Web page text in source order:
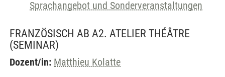
Sprachangebot und Sonderveranstaltungen
FRANZÖSISCH AB A2. ATELIER THÉÂTRE
(SEMINAR)
Dozent/in: Matthieu Kolatte